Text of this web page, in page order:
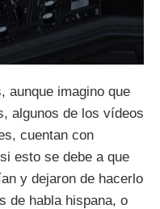
aunque imagino que
algunos de los vídeos
cuentan con
esto se debe a que
y dejaron de hacerlo
de habla hispana, o